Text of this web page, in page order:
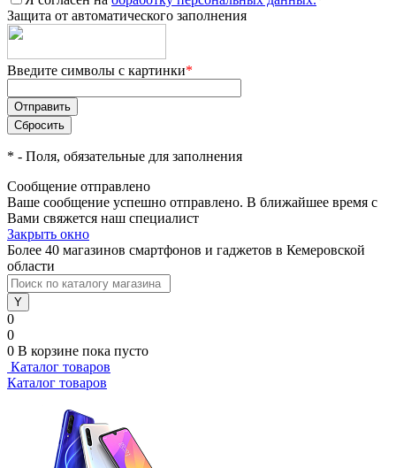
Защита от автоматического заполнения
Введите символы с картинки*
* - Поля, обязательные для заполнения
Сообщение отправлено
Ваше сообщение успешно отправлено. В ближайшее время с
Вами свяжется наш специалист
Закрыть окно
Более 40 магазинов смартфонов и гаджетов в Кемеровской
области
0
0
0 В корзине пока пусто
Каталог товаров
Каталог товаров